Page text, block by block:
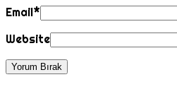
Email*
Website